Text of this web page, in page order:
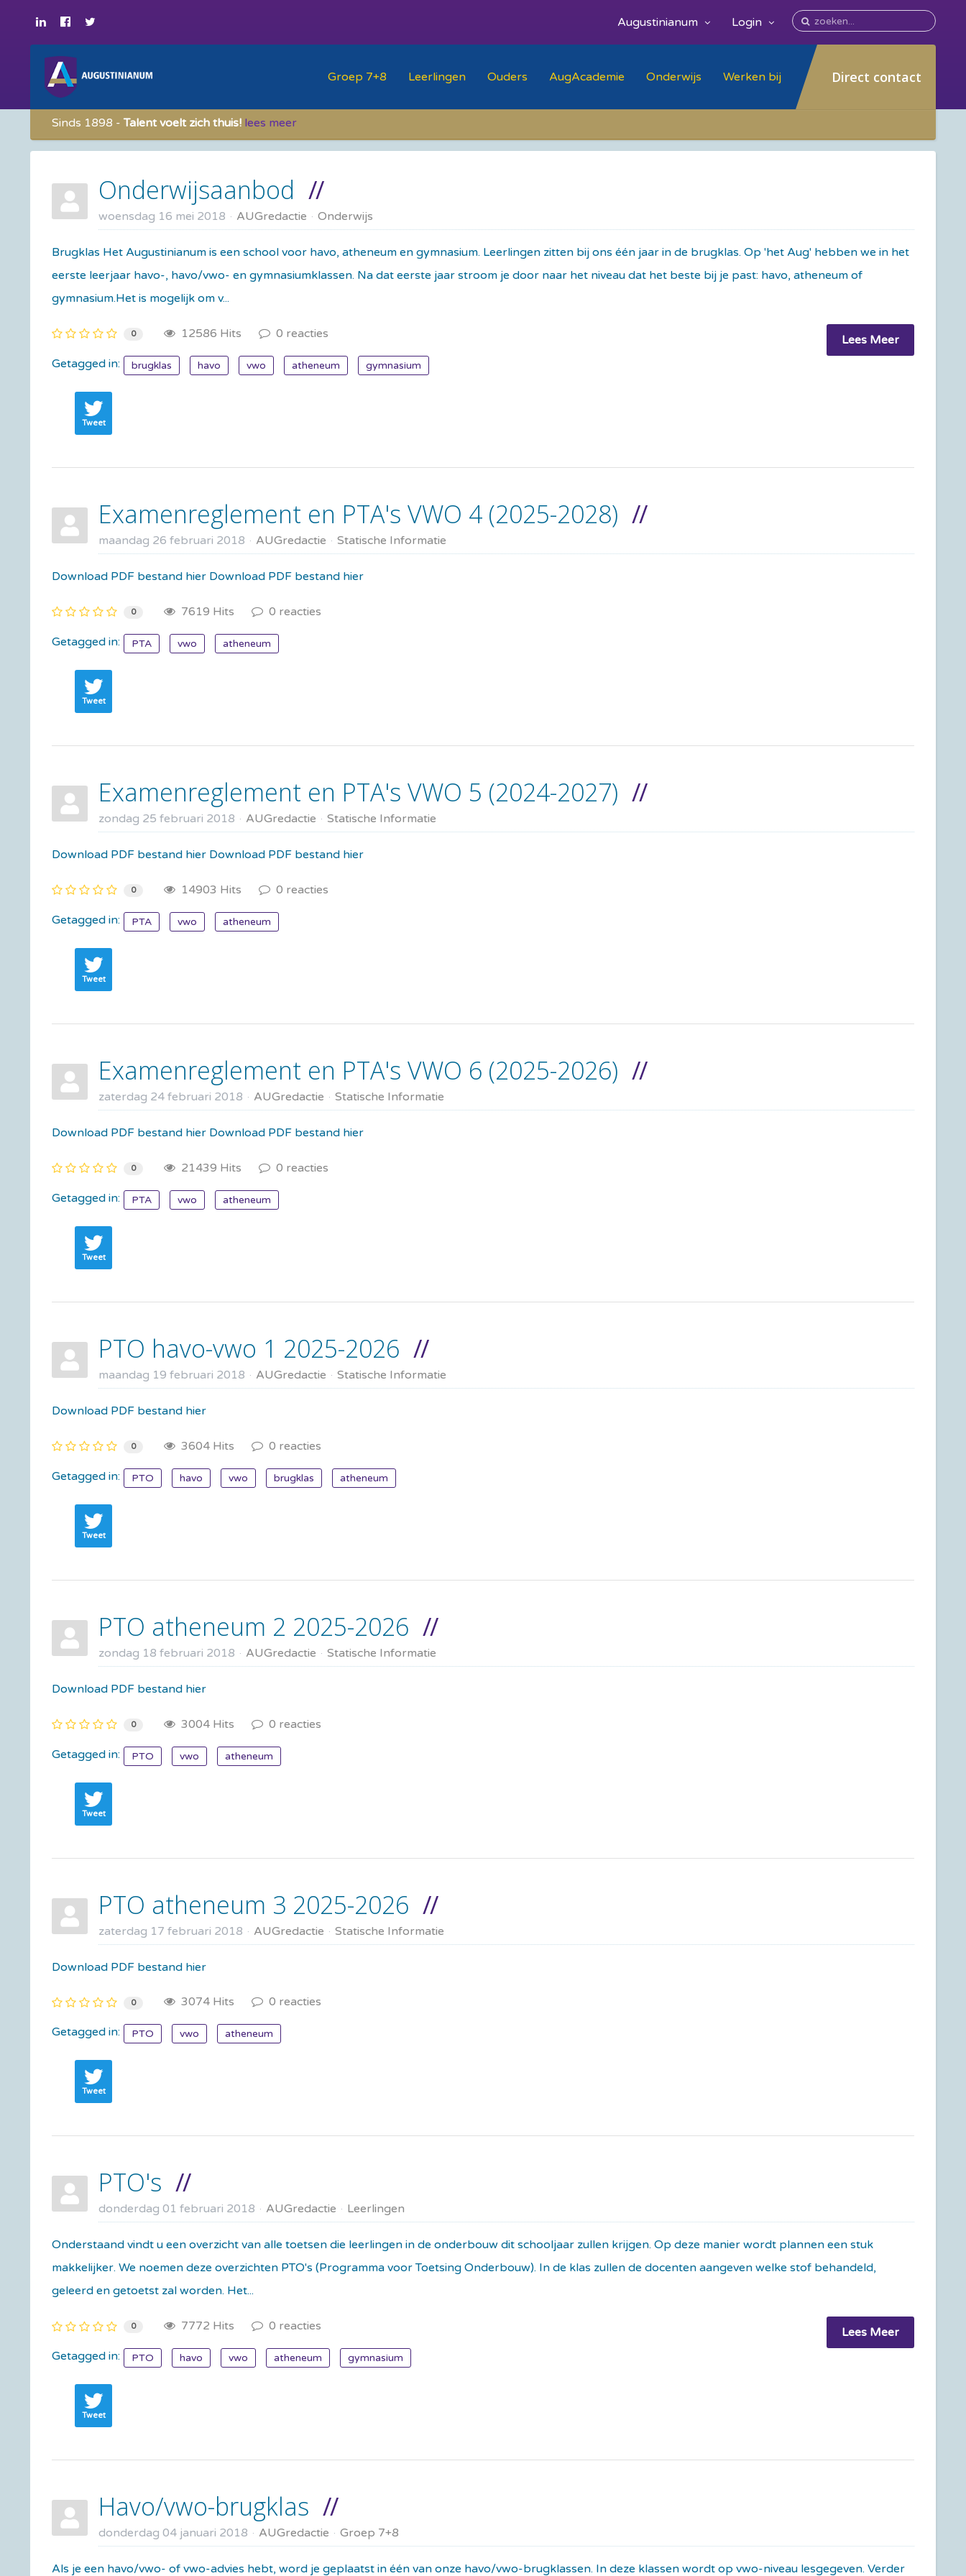
Login
Augustinianum
Groep 7+8 Leerlingen Ouders AugAcademie Onderwijs Werken bij Direct contact
Sinds 1898 -Talent voelt zich thuis! lees meer
Onderwijsaanbod
woensdag 16 mei 2018 AUGredactie Onderwijs
Brugklas Het Augustinianum is een school voor havo, atheneum en gymnasium. Leerlingen zitten bij ons één jaar in de brugklas. Op 'het Aug' hebben we in het
eerste leerjaar havo-, havo/vwo- en gymnasiumklassen. Na dat eerste jaar stroom je door naar het niveau dat het beste bij je past: havo, atheneum of
gymnasium.Het is mogelijk om v...
Lees Meer
0 12586 Hits 0 reacties
Getagged in: brugklas havo vwo atheneum gymnasium
Tweet
Examenreglement en PTA's VWO 4 (2025-2028)
maandag 26 februari 2018 AUGredactie Statische Informatie
Download PDF bestand hier Download PDF bestand hier
0 7619 Hits 0 reacties
Getagged in: PTA vwo atheneum
Tweet
Examenreglement en PTA's VWO 5 (2024-2027)
zondag 25 februari 2018 AUGredactie Statische Informatie
Download PDF bestand hier Download PDF bestand hier
0 14903 Hits 0 reacties
Getagged in: PTA vwo atheneum
Tweet
Examenreglement en PTA's VWO 6 (2025-2026)
zaterdag 24 februari 2018 AUGredactie Statische Informatie
Download PDF bestand hier Download PDF bestand hier
0 21439 Hits 0 reacties
Getagged in: PTA vwo atheneum
Tweet
PTO havo-vwo 1 2025-2026
maandag 19 februari 2018 AUGredactie Statische Informatie
Download PDF bestand hier
0 3604 Hits 0 reacties
Getagged in: PTO havo vwo brugklas atheneum
Tweet
PTO atheneum 2 2025-2026
zondag 18 februari 2018 AUGredactie Statische Informatie
Download PDF bestand hier
0 3004 Hits 0 reacties
Getagged in: PTO vwo atheneum
Tweet
PTO atheneum 3 2025-2026
zaterdag 17 februari 2018 AUGredactie Statische Informatie
Download PDF bestand hier
0 3074 Hits 0 reacties
Getagged in: PTO vwo atheneum
Tweet
PTO's
donderdag 01 februari 2018 AUGredactie Leerlingen
Onderstaand vindt u een overzicht van alle toetsen die leerlingen in de onderbouw dit schooljaar zullen krijgen. Op deze manier wordt plannen een stuk
makkelijker. We noemen deze overzichten PTO's (Programma voor Toetsing Onderbouw). In de klas zullen de docenten aangeven welke stof behandeld,
geleerd en getoetst zal worden. Het...
Lees Meer
0 7772 Hits 0 reacties
Getagged in: PTO havo vwo atheneum gymnasium
Tweet
Havo/vwo-brugklas
donderdag 04 januari 2018 AUGredactie Groep 7+8
Als je een havo/vwo- of vwo-advies hebt, word je geplaatst in één van onze havo/vwo-brugklassen. In deze klassen wordt op vwo-niveau lesgegeven. Verder